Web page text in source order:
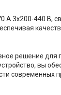
А 3x200-440 В,
решение для
вы
современных